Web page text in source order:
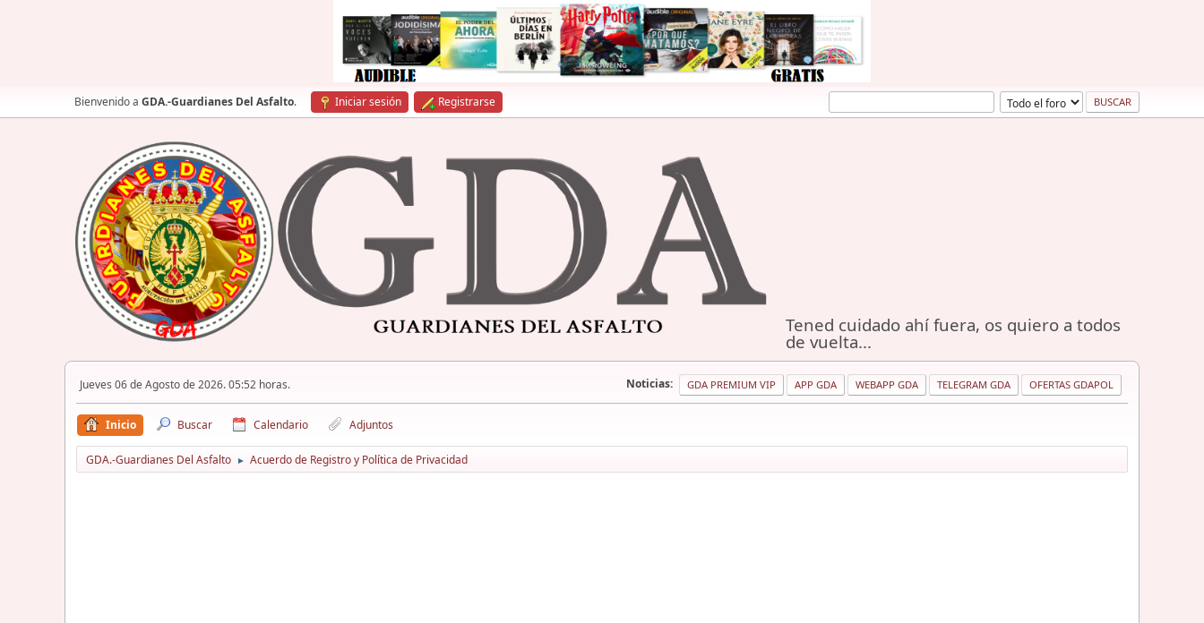
Bienvenido a GDA.-Guardianes Del Asfalto. Iniciar sesión Registrarse
Tened cuidado ahí fuera, os quiero a todos
de vuelta...
Jueves 06 de Agosto de 2026. 05:52 horas. Noticias: GDA PREMIUM VIP APP GDA WEBAPP GDA TELEGRAM GDA OFERTAS GDAPOL
Inicio Buscar Calendario Adjuntos
GDA.-Guardianes Del Asfalto ► Acuerdo de Registro y Política de Privacidad